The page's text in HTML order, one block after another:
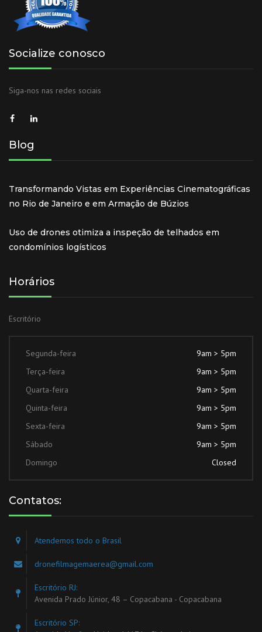
Socialize conosco
Siga-nos nas redes sociais
Blog
Transformando Vistas em Experiências Cinematográficas
no Rio de Janeiro e em Armação de Búzios
Uso de drones otimiza a inspeção de telhados em
condomínios logísticos
Horários
Escritório
Segunda-feira
9am > 5pm
Terça-feira
9am > 5pm
Quarta-feira
9am > 5pm
Quinta-feira
9am > 5pm
Sexta-feira
9am > 5pm
Sábado
9am > 5pm
Domingo
Closed
Contatos:
Atendemos todo o Brasil
dronefilmagemaerea@gmail.com
Escritório RJ:
Avenida Prado Júnior, 48 – Copacabana - Copacabana
Escritório SP: